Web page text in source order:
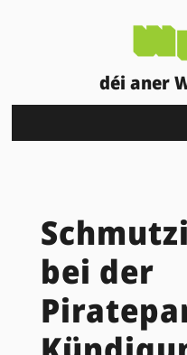
déi aner
bei der